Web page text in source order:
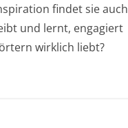
findet sie auch
und lernt, engagiert
wirklich liebt?